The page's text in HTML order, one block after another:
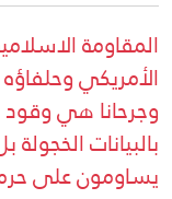
المقاومة
الأمريكي
وجرحانا هي
بالبيانات
يساومون على